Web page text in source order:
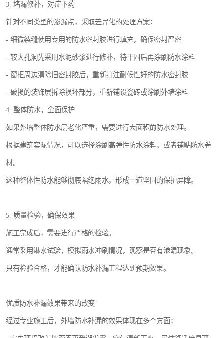
3. 堵漏修补，对症下药
针对不同类型的渗漏点，采取差异化的处理方案：
- 细微裂缝使用专用的防水密封胶进行填充，确保密封严密
- 较大孔洞先采用水泥砂浆进行修补，待干固后再涂刷防水涂料
- 窗框周边清除旧密封胶后，重新打注耐候性好的防水密封胶
- 破损的装饰层拆除损坏部分，重新铺设瓷砖或涂刷外墙涂料
4. 整体防水，全面保护
如果外墙整体防水层老化严重，需要进行大面积的防水处理。
根据建筑实际情况，可以选择涂刷高弹性防水涂料，或者铺贴防水卷
材。
这种整体性防水能够彻底隔绝雨水，形成一道坚固的保护屏障。
5. 质量检验，确保效果
施工完成后，需要进行严格的检验。
通常采用淋水试验，模拟雨水冲刷情况，观察是否有渗漏现象。
只有检验合格，才能确认防水补漏工程达到预期效果。
优质防水补漏效果带来的改变
经过专业施工后，外墙防水补漏的效果体现在多个方面：